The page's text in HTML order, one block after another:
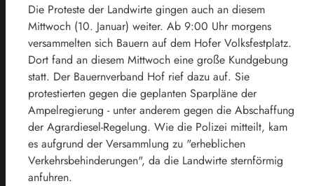
Die Proteste der Landwirte gingen auch an diesem
Mittwoch (10. Januar) weiter. Ab 9:00 Uhr morgens
versammelten sich Bauern auf dem Hofer Volksfestplatz.
Dort fand an diesem Mittwoch eine große Kundgebung
statt. Der Bauernverband Hof rief dazu auf. Sie
protestierten gegen die geplanten Sparpläne der
Ampelregierung - unter anderem gegen die Abschaffung
der Agrardiesel-Regelung. Wie die Polizei mitteilt, kam
es aufgrund der Versammlung zu "erheblichen
Verkehrsbehinderungen", da die Landwirte sternförmig
anfuhren.